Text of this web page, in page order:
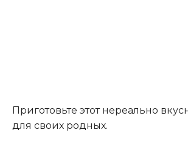
Приготовьте этот нереально
для своих родных.